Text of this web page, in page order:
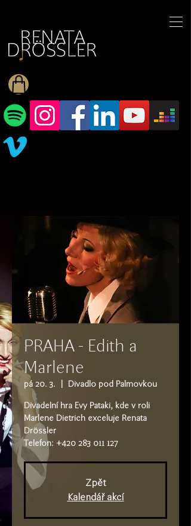
PRAHA - Edith a
Marlene
pá 20. 3. Divadlo pod Palmovkou
Divadelní hra Evy Pataki, kde v roli
Marlene Dietrich exceluje Renata
Drössler
Telefon: +420 283 011 127
Zpět
Kalendář akcí